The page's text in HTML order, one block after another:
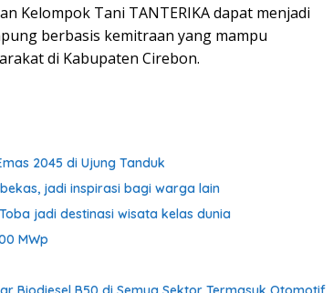
Kelompok Tani TANTERIKA dapat menjadi
berbasis kemitraan yang mampu
di Kabupaten Cirebon.
2045 di Ujung Tanduk
jadi inspirasi bagi warga lain
jadi destinasi wisata kelas dunia
MWp